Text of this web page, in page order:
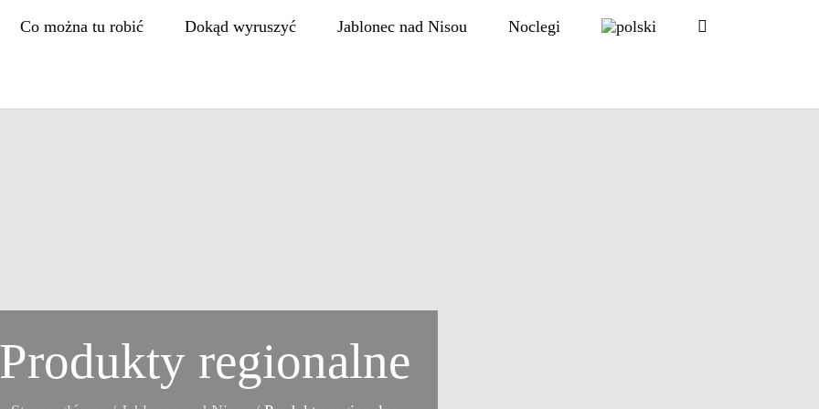
Co można tu robić Dokąd wyruszyć Jablonec nad Nisou Noclegi
Produkty regionalne